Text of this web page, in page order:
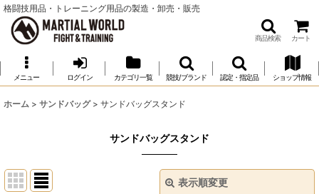
格闘技用品・トレーニング用品の製造・卸売・販売
商品検索 カート
メニュー ログイン カテゴリ一覧 競技/ブランド 認定・指定品 ショップ情報
ホーム > サンドバッグ > サンドバッグスタンド
サンドバッグスタンド
表示順変更